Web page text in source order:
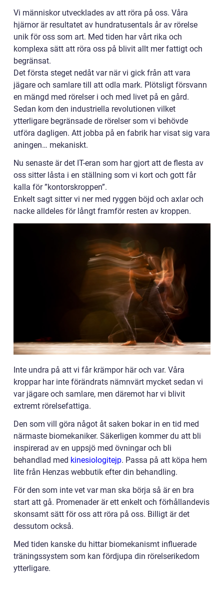
Vi människor utvecklades av att röra på oss. Våra
hjärnor är resultatet av hundratusentals år av rörelse
unik för oss som art. Med tiden har vårt rika och
komplexa sätt att röra oss på blivit allt mer fattigt och
begränsat.
Det första steget nedåt var när vi gick från att vara
jägare och samlare till att odla mark. Plötsligt försvann
en mängd med rörelser i och med livet på en gård.
Sedan kom den industriella revolutionen vilket
ytterligare begränsade de rörelser som vi behövde
utföra dagligen. Att jobba på en fabrik har visat sig vara
aningen… mekaniskt.
Nu senaste är det IT-eran som har gjort att de flesta av
oss sitter låsta i en ställning som vi kort och gott får
kalla för ”kontorskroppen”.
Enkelt sagt sitter vi ner med ryggen böjd och axlar och
nacke alldeles för långt framför resten av kroppen.
Inte undra på att vi får krämpor här och var. Våra
kroppar har inte förändrats nämnvärt mycket sedan vi
var jägare och samlare, men däremot har vi blivit
extremt rörelsefattiga.
Den som vill göra något åt saken bokar in en tid med
närmaste biomekaniker. Säkerligen kommer du att bli
inspirerad av en uppsjö med övningar och bli
behandlad med kinesiologitejp. Passa på att köpa hem
lite från Henzas webbutik efter din behandling.
För den som inte vet var man ska börja så är en bra
start att gå. Promenader är ett enkelt och förhållandevis
skonsamt sätt för oss att röra på oss. Billigt är det
dessutom också.
Med tiden kanske du hittar biomekanismt influerade
träningssystem som kan fördjupa din rörelserikedom
ytterligare.